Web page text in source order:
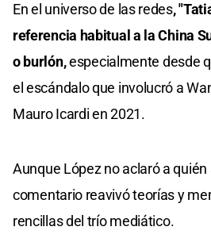
En el universo de las redes,
referencia habitual a la China
o burlón,especialmente desde
el escándalo que involucró a
Mauro Icardi en 2021.
Aunque López no aclaró a quién
comentario reavivó teorías y
rencillas del trío mediático.